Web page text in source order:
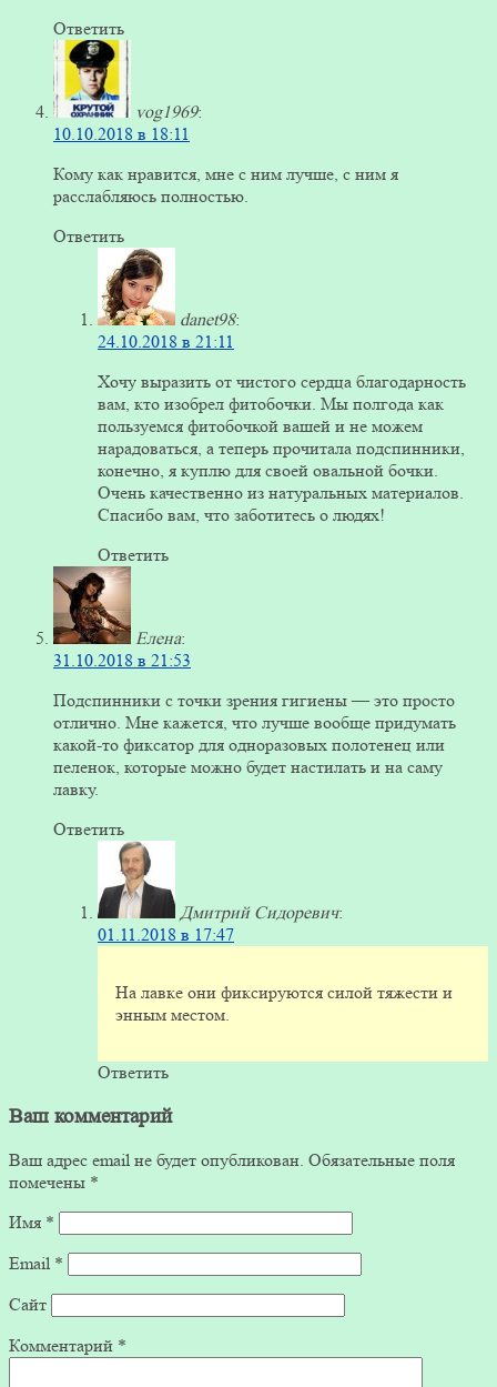
Ответить
vog1969:
10.10.2018 в 18:11
Кому как нравится, мне с ним лучше, с ним я
расслабляюсь полностью.
Ответить
danet98:
24.10.2018 в 21:11
Хочу выразить от чистого сердца благодарность
вам, кто изобрел фитобочки. Мы полгода как
пользуемся фитобочкой вашей и не можем
нарадоваться, а теперь прочитала подспинники,
конечно, я куплю для своей овальной бочки.
Очень качественно из натуральных материалов.
Спасибо вам, что заботитесь о людях!
Ответить
Елена:
31.10.2018 в 21:53
Подспинники с точки зрения гигиены — это просто
отлично. Мне кажется, что лучше вообще придумать
какой-то фиксатор для одноразовых полотенец или
пеленок, которые можно будет настилать и на саму
лавку.
Ответить
Дмитрий Сидоревич:
01.11.2018 в 17:47
На лавке они фиксируются силой тяжести и
энным местом.
Ответить
Ваш комментарий
Ваш адрес email не будет опубликован. Обязательные поля
помечены *
Имя *
Email *
Сайт
Комментарий *